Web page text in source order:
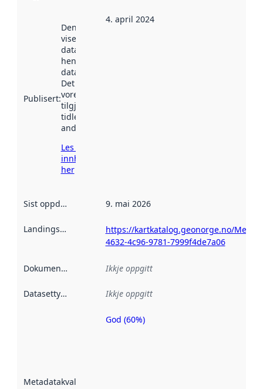
Publisert:
Denne datoen
viser når
datasettet vart
henta inn av
data.norge.no.
Det kan ha
vore
tilgjengeleg
tidlegare
andre stader.
Les meir om
innhenting
her
4. april 2024
Sist oppdatert 9. mai 2026
Landingsside
https://kartkatalog.geonorge.no/
4632-4c96-9781-7999f4de7a06
Dokumentasjon Ikkje oppgitt
Datasettype Ikkje oppgitt
Metadatakvalitet
Metadatakvalitet
God (60%)